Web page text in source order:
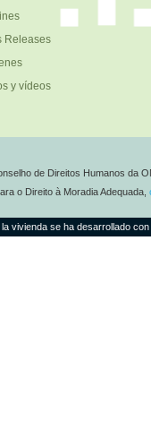
Releases
y vídeos
de Direitos Humanos da
o Direito à Moradia Adequada,
vivienda se ha desarrollado